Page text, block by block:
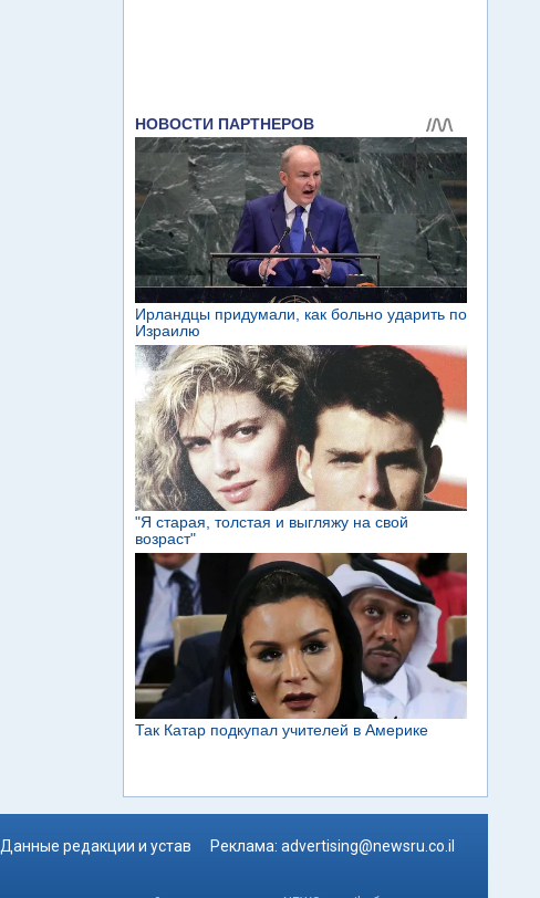
Данные редакции и устав Реклама: advertising@newsru.co.il